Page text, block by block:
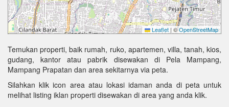
Leaflet | ©OpenStreetMap
Temukan properti, baik rumah, ruko, apartemen, villa, tanah, kios,
gudang, kantor atau pabrik disewakan di Pela Mampang,
Mampang Prapatan dan area sekitarnya via peta.
Silahkan klik icon area atau lokasi idaman anda di peta untuk
melihat listing iklan properti disewakan di area yang anda klik.